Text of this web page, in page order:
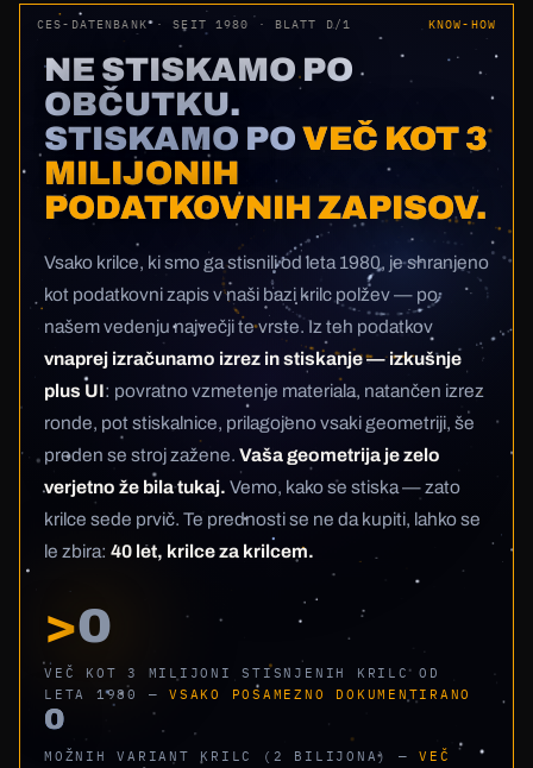
CES-DATENBANK · SEIT 1980 · BLATT D/1 KNOW-HOW
NE STISKAMO PO
OBČUTKU.
STISKAMO POVEČ KOT 3
MILIJONIH
PODATKOVNIH ZAPISOV.
Vsako krilce, ki smo ga stisnili od leta 1980, je shranjeno
kot podatkovni zapis v naši bazi krilc polžev — po
našem vedenju največji te vrste. Iz teh podatkov
vnaprej izračunamo izrez in stiskanje — izkušnje
plus UI: povratno vzmetenje materiala, natančen izrez
ronde, pot stiskalnice, prilagojeno vsaki geometriji, še
preden se stroj zažene. Vaša geometrija je zelo
verjetno že bila tukaj. Vemo, kako se stiska — zato
krilce sede prvič. Te prednosti se ne da kupiti, lahko se
le zbira: 40 let, krilce za krilcem.
>0
VEČ KOT 3 MILIJONI STISNJENIH KRILC OD
LETA 1980 —VSAKO POSAMEZNO DOKUMENTIRANO
0
MOŽNIH VARIANT KRILC (2 BILIJONA) —VEČ